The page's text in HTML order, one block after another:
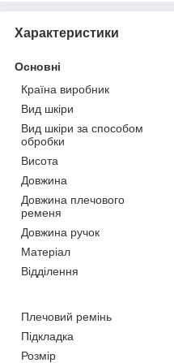
Характеристики
Основні
Країна виробник
Вид шкіри
Вид шкіри за способом
обробки
Висота
Довжина
Довжина плечового
ременя
Довжина ручок
Матеріал
Відділення
Плечовий ремінь
Підкладка
Розмір